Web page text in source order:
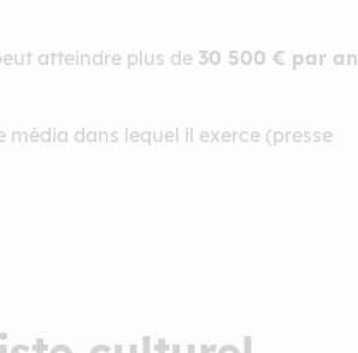
atteindre plus de 30 500 € par an
dans lequel il exerce (presse